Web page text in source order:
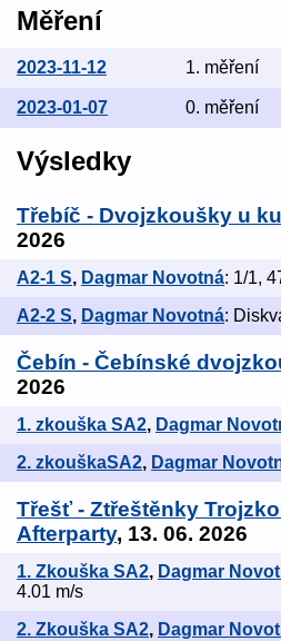
Měření
2023-11-12 1. měření
2023-01-07 0. měření
Výsledky
Třebíč - Dvojzkoušky u
2026
A2-1 S, Dagmar Novotná: 1/1,
A2-2 S, Dagmar Novotná:
Čebín - Čebínské
2026
1. zkouška SA2, Dagmar
2. zkouškaSA2, Dagmar
Třešť - Ztřeštěnky
Afterparty, 13. 06. 2026
1. Zkouška SA2, Dagmar
4.01 m/s
2. Zkouška SA2, Dagmar